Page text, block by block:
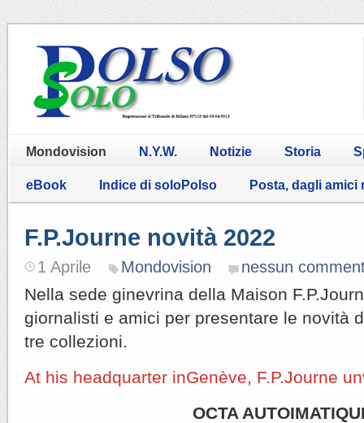
Mondovision N.Y.W. Notizie Storia
eBook Indice di soloPolso Posta, dagli amici
F.P.Journe novità 2022
1 Aprile Mondovision nessun
Nella sede ginevrina della Maison
giornalisti e amici per presentare le novità
tre collezioni.
At his headquarter inGenève, F.P.Journe
OCTA